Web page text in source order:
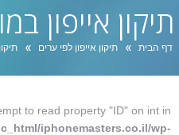
תיקון אייפון
אתה כאן:
דף הבית תיקון אייפון לפי ערים
to read property "ID" on int in
iphonemasters.co.il/wp-